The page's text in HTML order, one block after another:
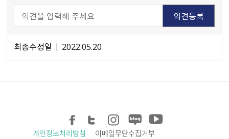
최종수정일 2022.05.20
개인정보처리방침
이메일무단수집거부